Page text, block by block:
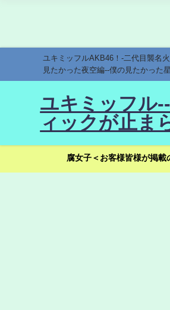
ユキミッフルAKB46！-二代目襲名
見たかった夜空編--僕の見たかった
ユキミッフル
ィックが止ま
腐女子＜お客様皆様が掲